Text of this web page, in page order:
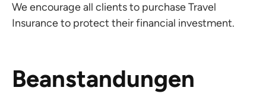
We encourage all clients to purchase Travel
Insurance to protect their financial investment.
Beanstandungen